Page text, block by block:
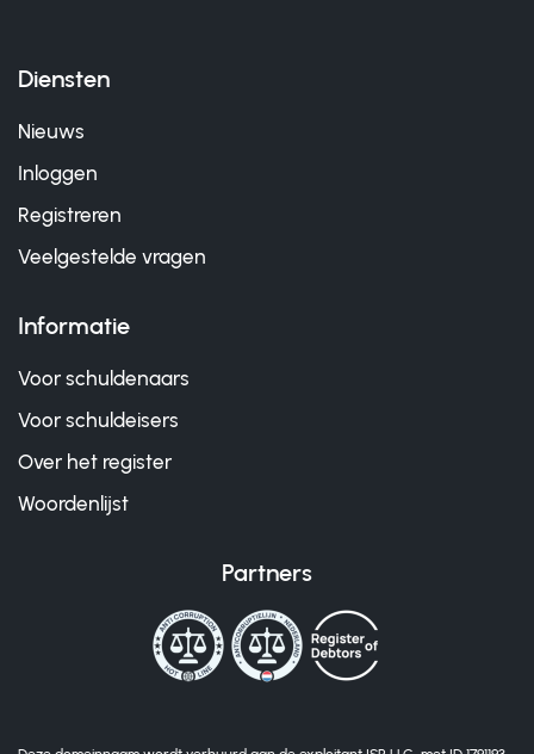
Diensten
Nieuws
Inloggen
Registreren
Veelgestelde vragen
Informatie
Voor schuldenaars
Voor schuldeisers
Over het register
Woordenlijst
Partners